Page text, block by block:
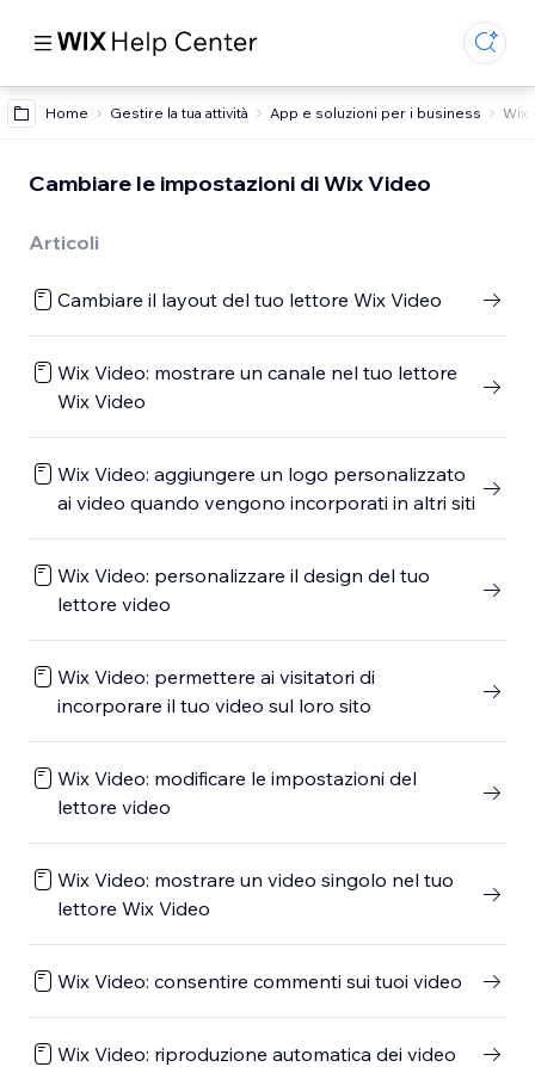
Home Gestire la tua attività App e soluzioni per i business Wix
Cambiare le impostazioni di Wix Video
Articoli
Cambiare il layout del tuo lettore Wix Video
Wix Video: mostrare un canale nel tuo lettore
Wix Video
Wix Video: aggiungere un logo personalizzato
ai video quando vengono incorporati in altri siti
Wix Video: personalizzare il design del tuo
lettore video
Wix Video: permettere ai visitatori di
incorporare il tuo video sul loro sito
Wix Video: modificare le impostazioni del
lettore video
Wix Video: mostrare un video singolo nel tuo
lettore Wix Video
Wix Video: consentire commenti sui tuoi video
Wix Video: riproduzione automatica dei video